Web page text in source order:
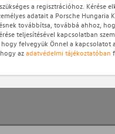
a regisztrációhoz. Kérése
adatait a Porsche Hungaria
továbbítsa, továbbá ahhoz,
teljesítésével kapcsolatban
felvegyük Önnel a kapcsolatot
azadatvédelmi tájékoztatóban